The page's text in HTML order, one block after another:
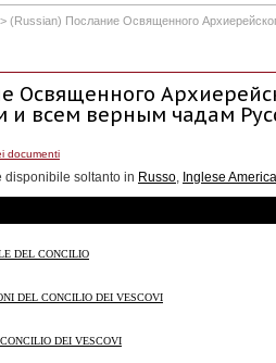
> (Russian) Послание Освященного
Освященного
всем верным чадам
documenti
disponibile soltanto in Russo, Inglese
DEL CONCILIO
DEL CONCILIO DEI VESCOVI
DEI VESCOVI